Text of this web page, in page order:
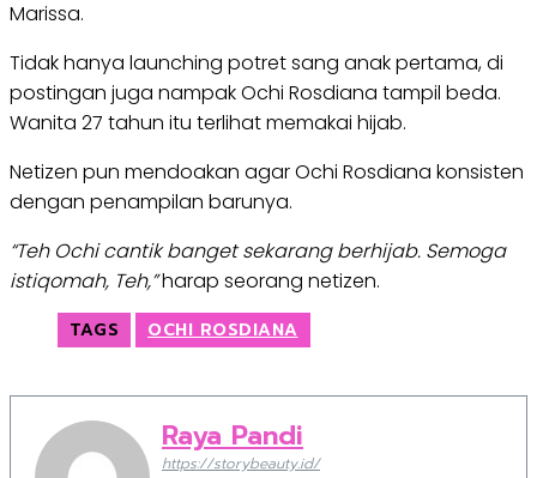
Marissa.
Tidak hanya launching potret sang anak pertama, di
postingan juga nampak Ochi Rosdiana tampil beda.
Wanita 27 tahun itu terlihat memakai hijab.
Netizen pun mendoakan agar Ochi Rosdiana konsisten
dengan penampilan barunya.
“Teh Ochi cantik banget sekarang berhijab. Semoga
istiqomah, Teh,”harap seorang netizen.
TAGS OCHI ROSDIANA
Raya Pandi
https://storybeauty.id/